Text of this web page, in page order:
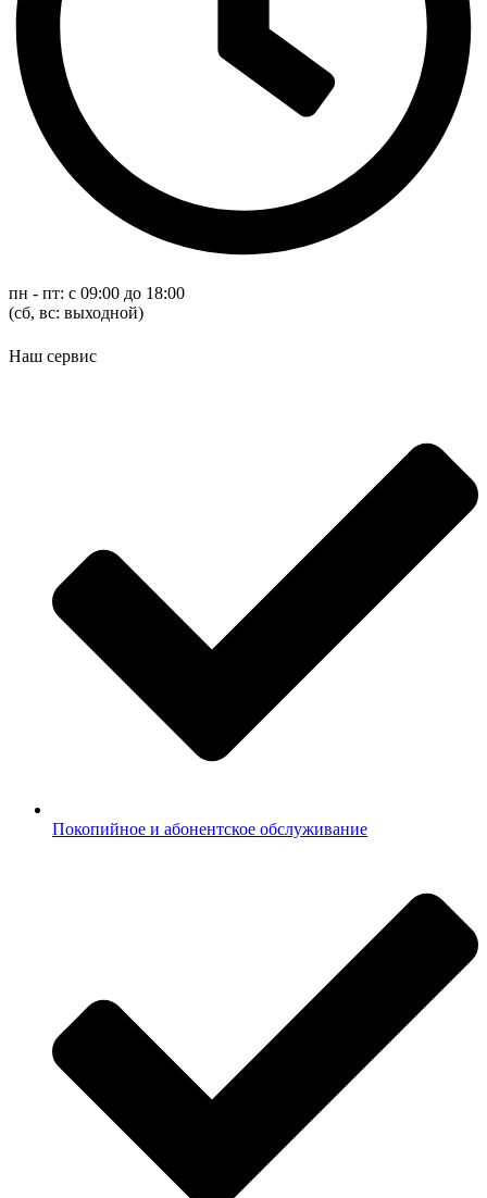
пн - пт: с 09:00 до 18:00
(cб, вс: выходной)
Наш сервис
Покопийное и абонентское обслуживание